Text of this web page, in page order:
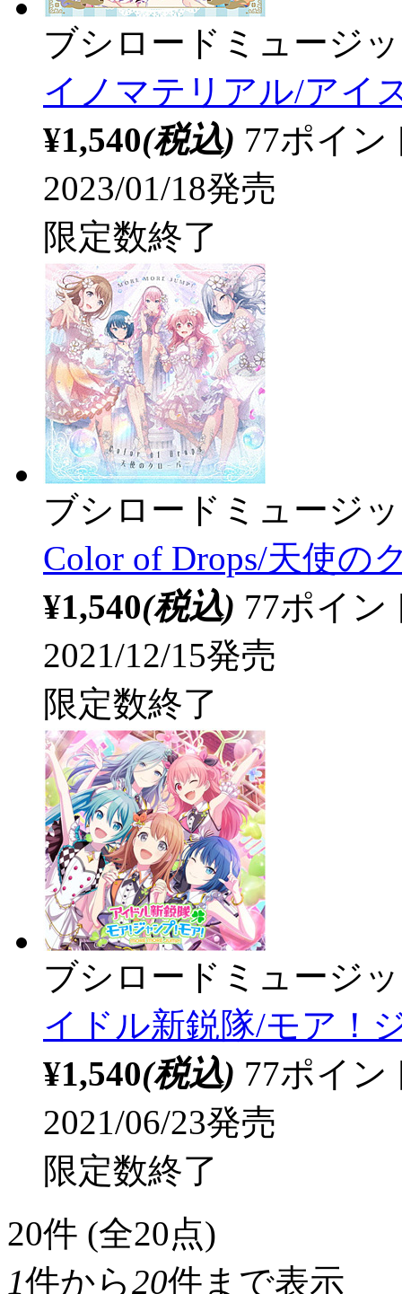
ブシロードミュージ
イノマテリアル/アイ
¥1,540(税込) 77ポイ
2023/01/18発売
限定数終了
ブシロードミュージ
Color of Drops/天使の
¥1,540(税込) 77ポイ
2021/12/15発売
限定数終了
ブシロードミュージ
イドル新鋭隊/モア！
¥1,540(税込) 77ポイ
2021/06/23発売
限定数終了
20件 (全20点)
1件から20件まで表示